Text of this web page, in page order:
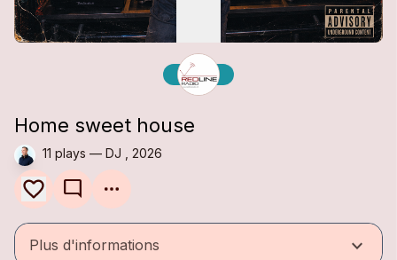
Home sweet house
11 plays — DJ , 2026
mode_comment
Plus d'informations keyboard_arrow_down